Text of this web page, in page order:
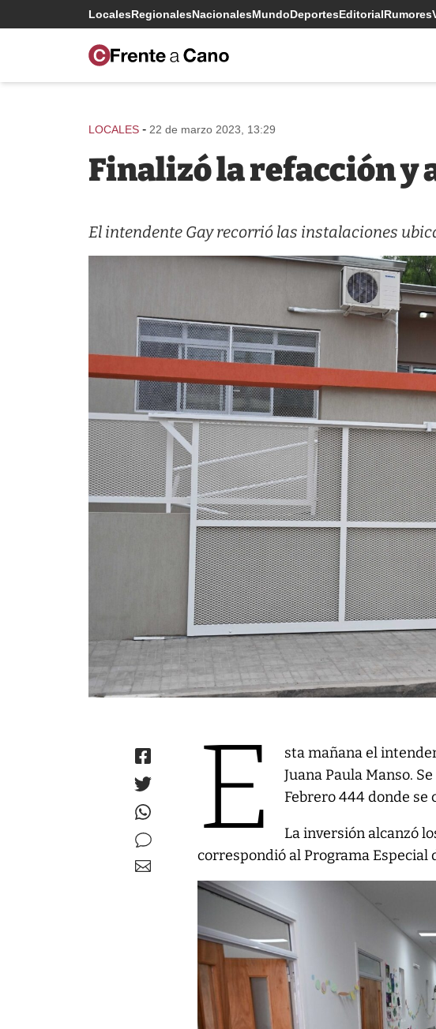
LocalesRegionalesNacionalesMundoDeportesEditorialRumores
LOCALES - 22 de marzo 2023, 13:29
Finalizó la refacción y
El intendente Gay recorrió las instalaciones
E
sta mañana el
Juana Paula Manso.
Febrero 444 donde se
La inversión alcanzó
correspondió al Programa Especial